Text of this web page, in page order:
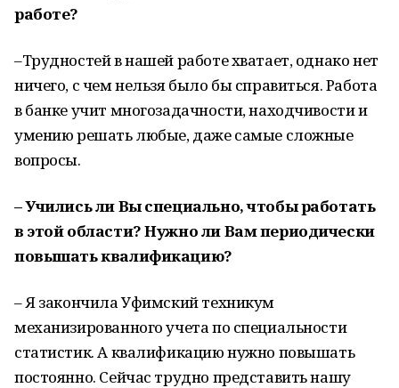
работе?
–Трудностей в нашей работе хватает, однако нет
ничего, с чем нельзя было бы справиться. Работа
в банке учит многозадачности, находчивости и
умению решать любые, даже самые сложные
вопросы.
– Учились ли Вы специально, чтобы работать
в этой области? Нужно ли Вам периодически
повышать квалификацию?
– Я закончила Уфимский техникум
механизированного учета по специальности
статистик. А квалификацию нужно повышать
постоянно. Сейчас трудно представить нашу